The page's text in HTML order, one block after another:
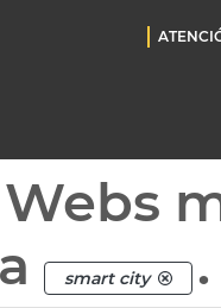
smart city .